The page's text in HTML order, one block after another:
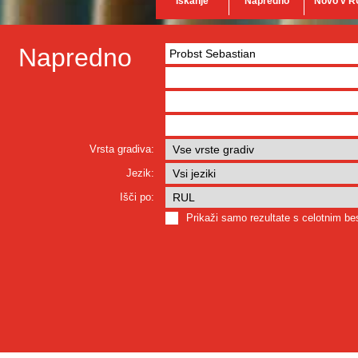
Napredno
Vrsta gradiva:
Jezik:
Išči po:
Prikaži samo rezultate s celotnim